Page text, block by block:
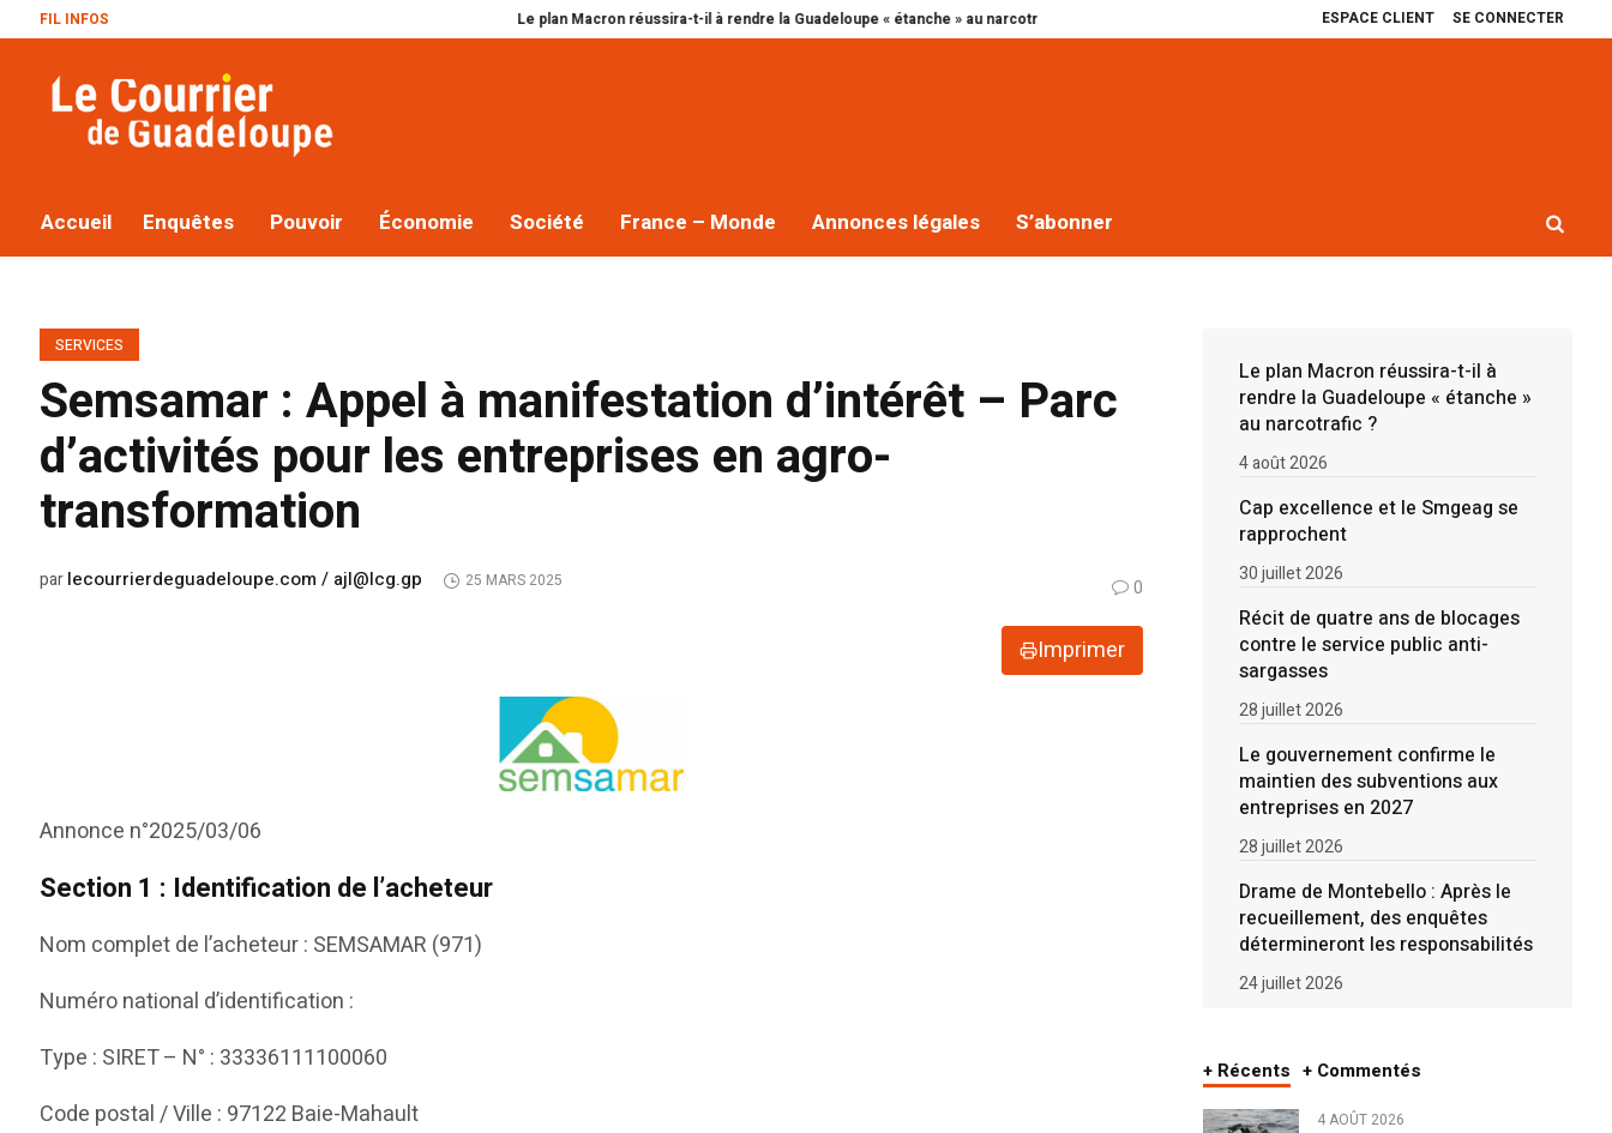
ESPACE CLIENT SE CONNECTER
FIL INFOS Le plan Macron réussira-t-il à rendre la Guadeloupe « étanche » au narcotrafic ? Cap excellence et le Smgeag se rapprochent Récit de quatre ans de blocages
Accueil Enquêtes Pouvoir Économie Société France – Monde Annonces légales S’abonner
SERVICES
Semsamar : Appel à manifestation d’intérêt – Parc
d’activités pour les entreprises en agro-
transformation
0
parlecourrierdeguadeloupe.com / ajl@lcg.gp 25 MARS 2025
Imprimer
Annonce n°2025/03/06
Section 1 : Identification de l’acheteur
Nom complet de l’acheteur : SEMSAMAR (971)
Numéro national d’identification :
Type : SIRET – N° : 33336111100060
Code postal / Ville : 97122 Baie-Mahault
Le plan Macron réussira-t-il à
rendre la Guadeloupe « étanche »
au narcotrafic ?
4 août 2026
Cap excellence et le Smgeag se
rapprochent
30 juillet 2026
Récit de quatre ans de blocages
contre le service public anti-
sargasses
28 juillet 2026
Le gouvernement confirme le
maintien des subventions aux
entreprises en 2027
28 juillet 2026
Drame de Montebello : Après le
recueillement, des enquêtes
détermineront les responsabilités
24 juillet 2026
+ Récents + Commentés
4 AOÛT 2026